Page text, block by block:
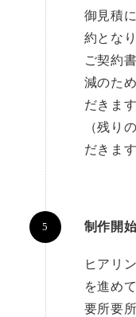
御見積
約とな
ご契約
減のた
だきます
（残り
だきます
制作開
ヒアリ
を進め
要所要